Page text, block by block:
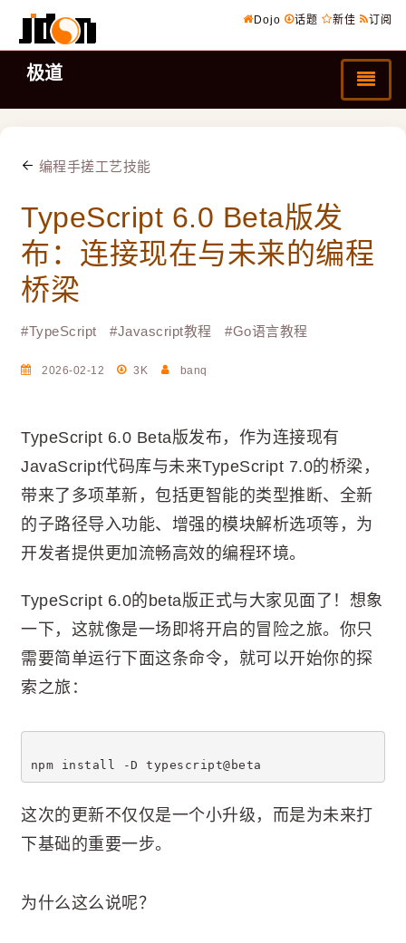
Dojo 话题 新佳 订阅
极道
编程手搓工艺技能
TypeScript 6.0 Beta版发
布：连接现在与未来的编程
桥梁
#TypeScript #Javascript教程 #Go语言教程
2026-02-12 3K banq
TypeScript 6.0 Beta版发布，作为连接现有
JavaScript代码库与未来TypeScript 7.0的桥梁，
带来了多项革新，包括更智能的类型推断、全新
的子路径导入功能、增强的模块解析选项等，为
开发者提供更加流畅高效的编程环境。
TypeScript 6.0的beta版正式与大家见面了！想象
一下，这就像是一场即将开启的冒险之旅。你只
需要简单运行下面这条命令，就可以开始你的探
索之旅：
npm install -D typescript@beta
这次的更新不仅仅是一个小升级，而是为未来打
下基础的重要一步。
为什么这么说呢？